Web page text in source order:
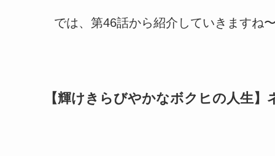
では、第46話から紹介していきますね
【輝けきらびやかなボクヒの人生】